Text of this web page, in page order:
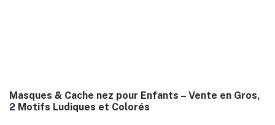
Masques & Cache nez pour Enfants – Vente en Gros,
2 Motifs Ludiques et Colorés